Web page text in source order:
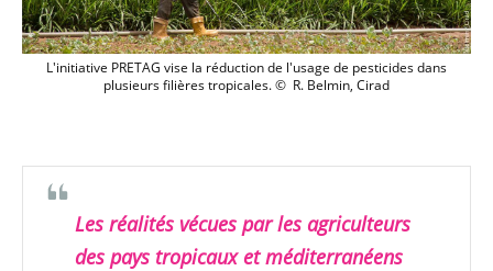
L'initiative PRETAG vise la réduction
L'initiative PRETAG vise la réduction de l'usage de pesticides dans
plusieurs filières tropicales. © R. Belmin, Cirad
Les réalités vécues par les agriculteurs
des pays tropicaux et méditerranéens